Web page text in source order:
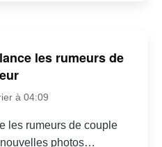
les rumeurs de
à 04:09
les rumeurs de couple
photos…